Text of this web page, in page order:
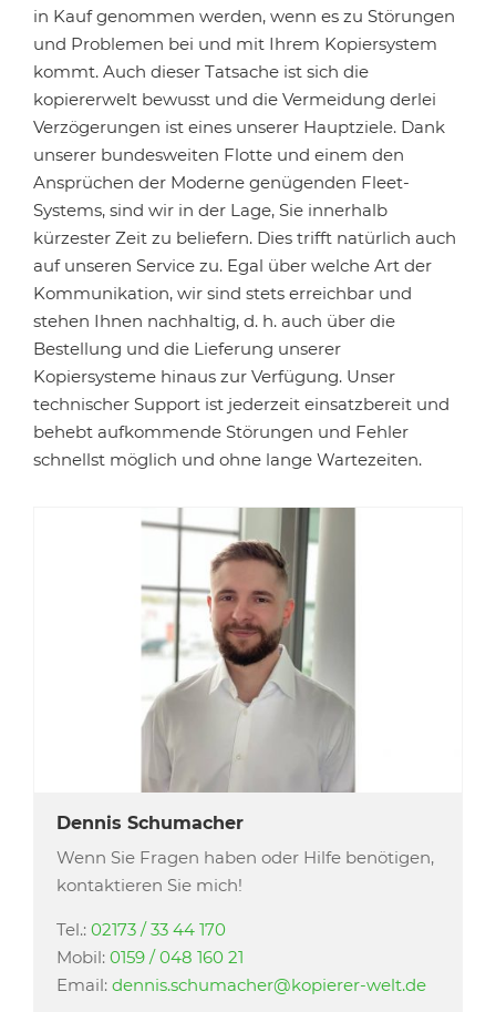
in Kauf genommen werden, wenn es zu Störungen
und Problemen bei und mit Ihrem Kopiersystem
kommt. Auch dieser Tatsache ist sich die
kopiererwelt bewusst und die Vermeidung derlei
Verzögerungen ist eines unserer Hauptziele. Dank
unserer bundesweiten Flotte und einem den
Ansprüchen der Moderne genügenden Fleet-
Systems, sind wir in der Lage, Sie innerhalb
kürzester Zeit zu beliefern. Dies trifft natürlich auch
auf unseren Service zu. Egal über welche Art der
Kommunikation, wir sind stets erreichbar und
stehen Ihnen nachhaltig, d. h. auch über die
Bestellung und die Lieferung unserer
Kopiersysteme hinaus zur Verfügung. Unser
technischer Support ist jederzeit einsatzbereit und
behebt aufkommende Störungen und Fehler
schnellst möglich und ohne lange Wartezeiten.
Dennis Schumacher
Wenn Sie Fragen haben oder Hilfe benötigen,
kontaktieren Sie mich!
Tel.: 02173 / 33 44 170
Mobil: 0159 / 048 160 21
Email: dennis.schumacher@kopierer-welt.de